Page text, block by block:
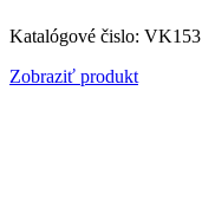
Katalógové čislo: VK153
Zobraziť produkt